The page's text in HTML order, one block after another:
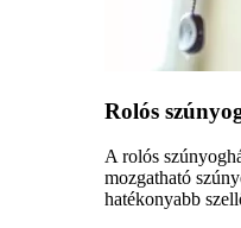
Rolós
A rolós
mozgatható
hatékonyabb